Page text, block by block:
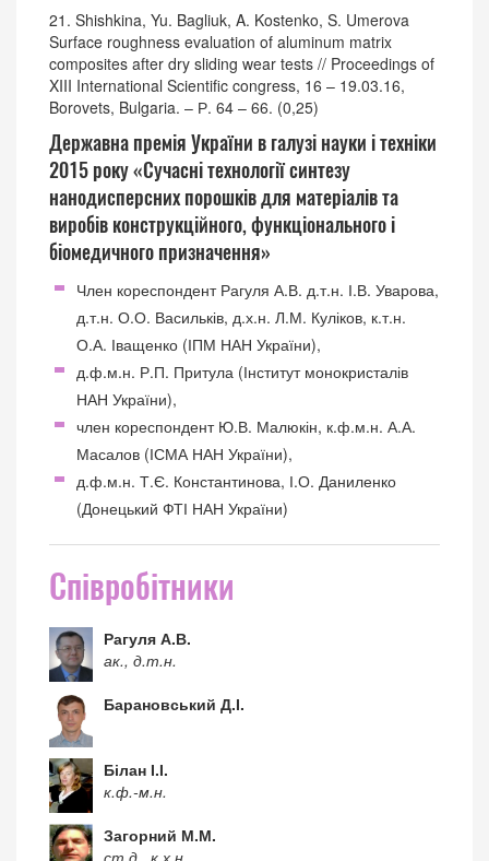
21. Shishkina, Yu. Bagliuk, A. Kostenko, S. Umerova
Surface roughness evaluation of aluminum matrix
composites after dry sliding wear tests // Proceedings of
XIII International Scientific congress, 16 – 19.03.16,
Borovets, Bulgaria. – Р. 64 – 66. (0,25)
Державна премія України в галузі науки і техніки
2015 року «Сучасні технології синтезу
нанодисперсних порошків для матеріалів та
виробів конструкційного, функціонального і
біомедичного призначення»
Член кореспондент Рагуля А.В. д.т.н. І.В. Уварова,
д.т.н. О.О. Васильків, д.х.н. Л.М. Куліков, к.т.н.
О.А. Іващенко (ІПМ НАН України),
д.ф.м.н. Р.П. Притула (Інститут монокристалів
НАН України),
член кореспондент Ю.В. Малюкін, к.ф.м.н. А.А.
Масалов (ІСМА НАН України),
д.ф.м.н. Т.Є. Константинова, І.О. Даниленко
(Донецький ФТІ НАН України)
Співробітники
Рагуля А.В.
ак., д.т.н.
Барановський Д.І.
Білан І.І.
к.ф.-м.н.
Загорний М.М.